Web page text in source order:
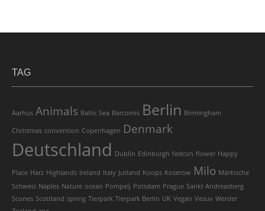
TAG
Aarhus Animals Baltic Sea Barcomis Berlin Birmingham
Christmas convention Copenhagen Denmark
Deutschland Dublin Edinburgh fedcon flower Happy
Place Harz Highlands Ireland Italy Jutland Koops Koserow Milo Märkische
Schweiz Naples Nature ocean Pompeij Potsdam Prague Sankt Andreasberg
Scones Scottland spring Tierpark Tierpark Berlin UK Vegan Vesuv Werder